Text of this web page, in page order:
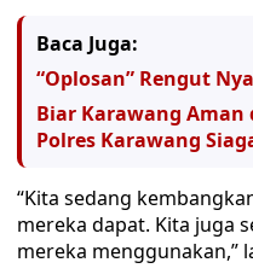
Baca Juga:
“Oplosan” Rengut
Biar Karawang Aman
Polres Karawang
“Kita sedang
mereka dapat. Kita juga
mereka menggunakan,”